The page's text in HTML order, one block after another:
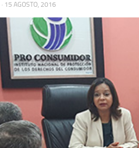
· 15 AGOSTO, 2016